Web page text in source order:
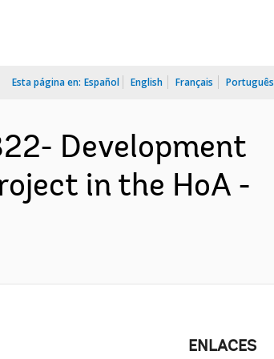
Esta página en: Español English Français Português
Development
in the HoA -
ENLACES